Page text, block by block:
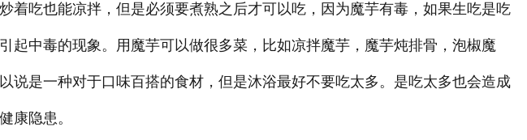
着吃也能凉拌，但是必须要煮熟之后才可以吃，因为魔芋有毒，如果生吃是吃
起中毒的现象。用魔芋可以做很多菜，比如凉拌魔芋，魔芋炖排骨，泡椒魔
说是一种对于口味百搭的食材，但是沐浴最好不要吃太多。是吃太多也会造成
康隐患。